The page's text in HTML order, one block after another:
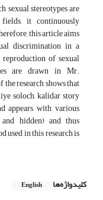
sexual stereotypes are
it continuously
this article aims
discrimination in a
of sexual
are drawn in Mr.
research shows that
soloch, kalidar story
appears with various
hidden) and thus
used in this research is
کلیدواژه‌ها English